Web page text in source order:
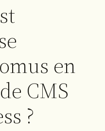
en
CMS
?